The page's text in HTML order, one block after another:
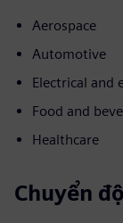
Aerospace
Automotive
Electrical and
Food and
Healthcare
Chuyển